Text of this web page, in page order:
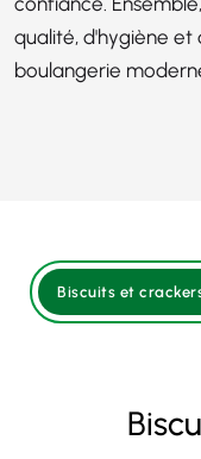
qualité, d'hygiène et
boulangerie
Biscuits et